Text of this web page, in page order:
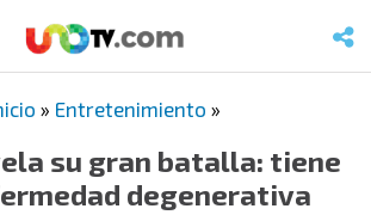
» Entretenimiento »
su gran batalla: tiene
degenerativa